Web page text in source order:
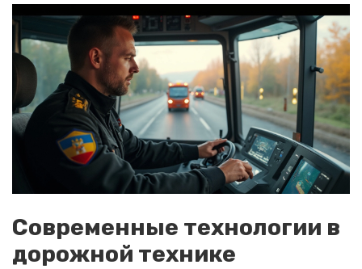
Современные технологии в
дорожной технике